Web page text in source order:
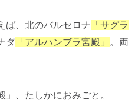
ば、北のバルセロナ 「サグラ
ダ 「アルハンブラ宮殿」
。両
、たしかにおみごと。